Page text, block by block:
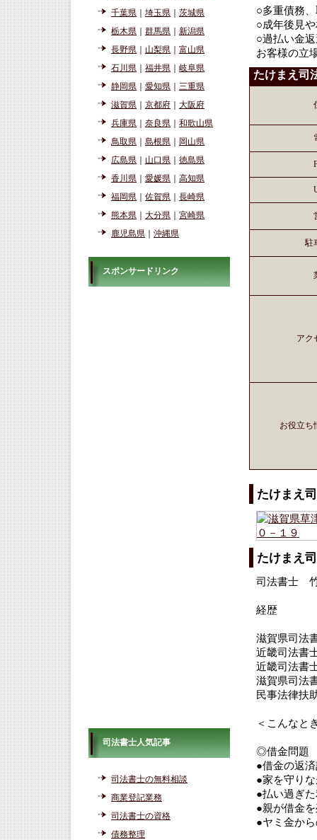
○多重債務
○成年後見
○過払い金
お客様の立
たけまえ司
駐
アク
お役立ち
たけまえ
たけまえ
司法書士
経歴
滋賀県司法
近畿司法書
近畿司法書
滋賀県司法
民事法律扶
＜こんなと
◎借金問題
●借金の返
●家を守り
●払い過ぎ
●親が借金
●ヤミ金か
千葉県
埼玉県
茨城県
栃木県
群馬県
新潟県
長野県
山梨県
富山県
石川県
福井県
岐阜県
静岡県
愛知県
三重県
滋賀県
京都府
大阪府
兵庫県
奈良県
和歌山県
鳥取県
島根県
岡山県
広島県
山口県
徳島県
香川県
愛媛県
高知県
福岡県
佐賀県
長崎県
熊本県
大分県
宮崎県
鹿児島県
沖縄県
スポンサードリンク
司法書士人気記事
司法書士の無料相談
商業登記業務
司法書士の資格
債務整理